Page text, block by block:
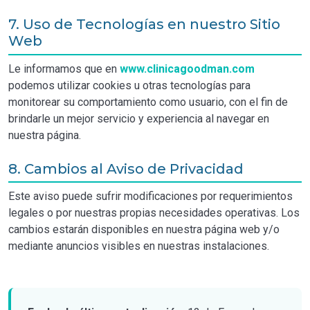
7. Uso de Tecnologías en nuestro Sitio
Web
Le informamos que en www.clinicagoodman.com
podemos utilizar cookies u otras tecnologías para
monitorear su comportamiento como usuario, con el fin de
brindarle un mejor servicio y experiencia al navegar en
nuestra página.
8. Cambios al Aviso de Privacidad
Este aviso puede sufrir modificaciones por requerimientos
legales o por nuestras propias necesidades operativas. Los
cambios estarán disponibles en nuestra página web y/o
mediante anuncios visibles en nuestras instalaciones.